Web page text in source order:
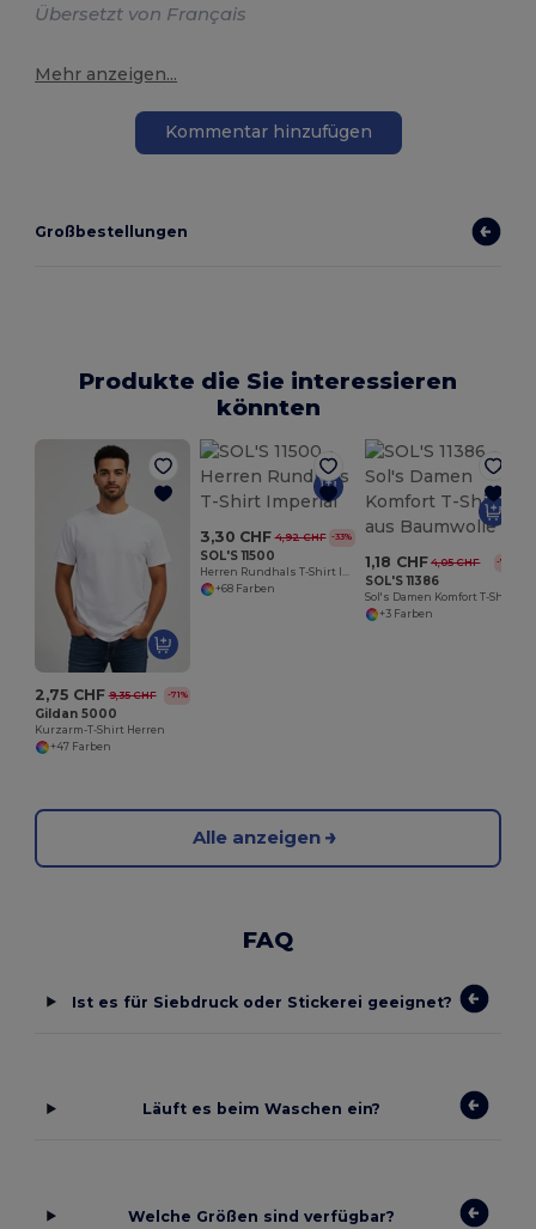
Übersetzt von Français
Mehr anzeigen...
Kommentar hinzufügen
Großbestellungen
Produkte die Sie interessieren
könnten
2,75 CHF 9,35 CHF -71%
Gildan 5000
Kurzarm-T-Shirt Herren
+47 Farben
3,30 CHF 4,92 CHF -33%
SOL'S 11500
+68 Farben
1,18 CHF 4,05 CHF -71%
SOL'S 11386
+3 Farben
Alle anzeigen
FAQ
Ist es für Siebdruck oder Stickerei geeignet?
Läuft es beim Waschen ein?
Welche Größen sind verfügbar?